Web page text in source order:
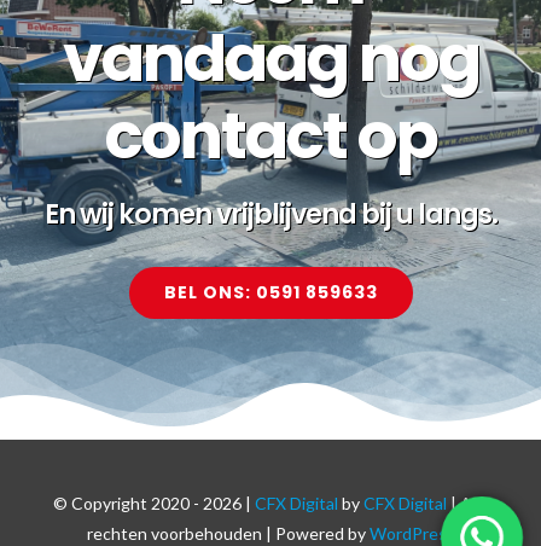
vandaag nog
contact op
En wij komen vrijblijvend bij u langs.
BEL ONS: 0591 859633
© Copyright 2020 - 2026 | CFX Digital byCFX Digital | Alle
rechten voorbehouden | Powered byWordPress